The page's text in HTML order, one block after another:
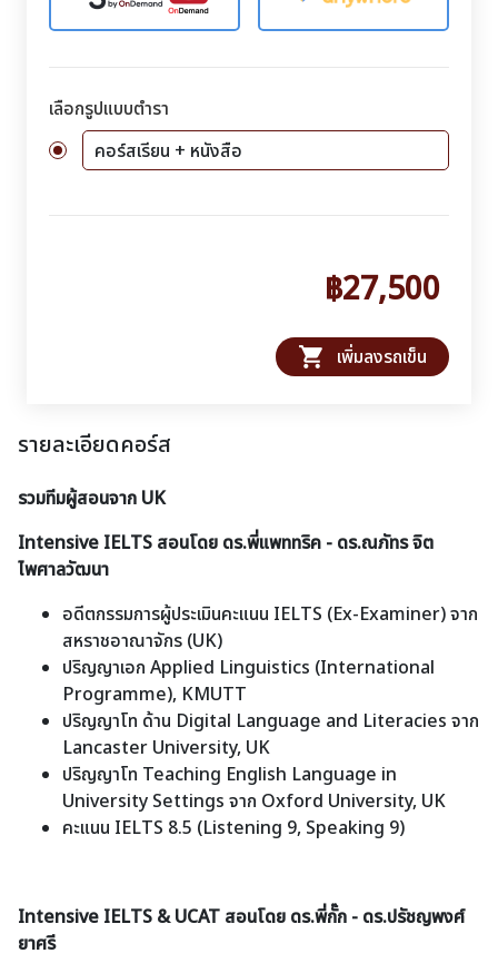
เลือกรูปแบบตำรา
คอร์สเรียน + หนังสือ
฿27,500
shopping_cart เพิ่มลงรถเข็น
รายละเอียดคอร์ส
รวมทีมผู้สอนจาก UK
Intensive IELTS สอนโดย ดร.พี่แพททริค - ดร.ณภัทร จิต
ไพศาลวัฒนา
อดีตกรรมการผู้ประเมินคะแนน IELTS (Ex-Examiner) จาก
สหราชอาณาจักร (UK)
ปริญญาเอก Applied Linguistics (International
Programme), KMUTT
ปริญญาโท ด้าน Digital Language and Literacies จาก
Lancaster University, UK
ปริญญาโท Teaching English Language in
University Settings จาก Oxford University, UK
คะแนน IELTS 8.5 (Listening 9, Speaking 9)
Intensive IELTS & UCAT สอนโดย ดร.พี่กั๊ก - ดร.ปรัชญพงศ์
ยาศรี